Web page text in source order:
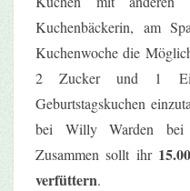
Kuchenbäckerin, am
Kuchenwoche die
2 Zucker und 1
Geburtstagskuchen
bei Willy Warden bei
Zusammen sollt ihr
verfüttern.